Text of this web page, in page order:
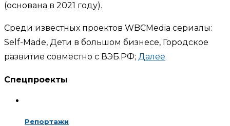
(основана в 2021 году).
Среди известных проектов WBCMedia сериалы:
Self-Made, Дети в большом бизнесе, Городское
развитие совместно с ВЭБ.РФ; Далее
Спецпроекты
Репортажи